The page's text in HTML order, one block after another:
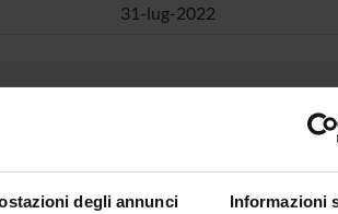
degli annunci Informazioni
31-lug-2022